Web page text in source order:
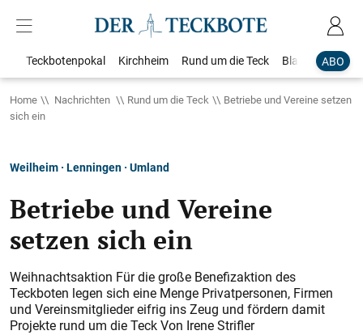
ABO
Teckbotenpokal Kirchheim Rund um die Teck Blaulicht
Home Nachrichten Rund um die Teck
Betriebe und Vereine setzen
sich ein
Weilheim · Lenningen · Umland
Betriebe und Vereine
setzen sich ein
Weihnachtsaktion Für die große Benefizaktion des
Teckboten legen sich eine Menge Privatpersonen, Firmen
und Vereinsmitglieder eifrig ins Zeug und fördern damit
Projekte rund um die Teck Von Irene Strifler